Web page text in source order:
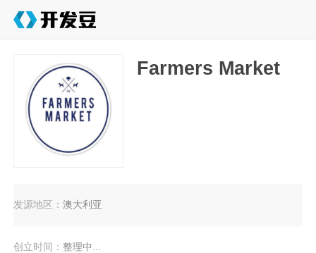
Farmers Market
发源地区：澳大利亚
创立时间：整理中...